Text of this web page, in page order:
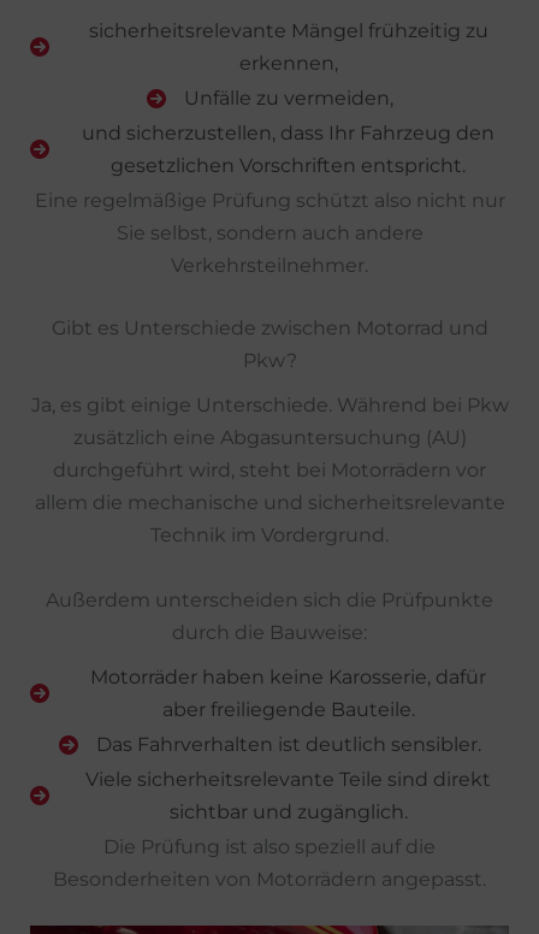
sicherheitsrelevante Mängel frühzeitig zu
erkennen,
Unfälle zu vermeiden,
und sicherzustellen, dass Ihr Fahrzeug den
gesetzlichen Vorschriften entspricht.
Eine regelmäßige Prüfung schützt also nicht nur
Sie selbst, sondern auch andere
Verkehrsteilnehmer.
Gibt es Unterschiede zwischen Motorrad und
Pkw?
Ja, es gibt einige Unterschiede. Während bei Pkw
zusätzlich eine Abgasuntersuchung (AU)
durchgeführt wird, steht bei Motorrädern vor
allem die mechanische und sicherheitsrelevante
Technik im Vordergrund.
Außerdem unterscheiden sich die Prüfpunkte
durch die Bauweise:
Motorräder haben keine Karosserie, dafür
aber freiliegende Bauteile.
Das Fahrverhalten ist deutlich sensibler.
Viele sicherheitsrelevante Teile sind direkt
sichtbar und zugänglich.
Die Prüfung ist also speziell auf die
Besonderheiten von Motorrädern angepasst.